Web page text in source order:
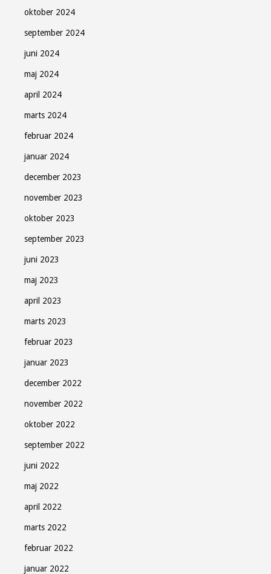
oktober 2024
september 2024
juni 2024
maj 2024
april 2024
marts 2024
februar 2024
januar 2024
december 2023
november 2023
oktober 2023
september 2023
juni 2023
maj 2023
april 2023
marts 2023
februar 2023
januar 2023
december 2022
november 2022
oktober 2022
september 2022
juni 2022
maj 2022
april 2022
marts 2022
februar 2022
januar 2022